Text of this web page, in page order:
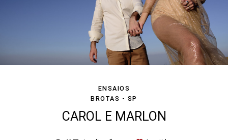
ENSAIOS
BROTAS - SP
CAROL E MARLON